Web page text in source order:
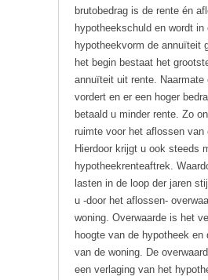
brutobedrag is de rente én
hypotheekschuld en wordt in
hypotheekvorm de annuïteit
het begin bestaat het
annuïteit uit rente. Naarmate
vordert en er een hoger
betaald u minder rente. Zo
ruimte voor het aflossen van
Hierdoor krijgt u ook steeds
hypotheekrenteaftrek.
lasten in de loop der jaren
u -door het aflossen-
woning. Overwaarde is het
hoogte van de hypotheek en
van de woning. De
een verlaging van het